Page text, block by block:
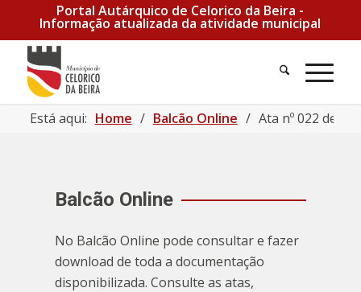
Portal Autárquico de Celorico da Beira -
Informação atualizada da atividade municipal
Pesquisa
Está aqui: Home / Balcão Online / Ata nº 022 de
Balcão Online
No Balcão Online pode consultar e fazer
download de toda a documentação
disponibilizada. Consulte as atas,